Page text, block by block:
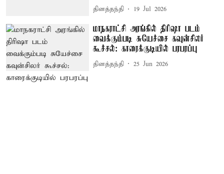
தினத்தந்தி 19 Jul 2026
மாநகராட்சி அரங்கில் திரிஷா படம்
வைக்கும்படி சுயேச்சை கவுன்சிலர்
கூச்சல்: காரைக்குடியில் பரபரப்பு
தினத்தந்தி 25 Jun 2026